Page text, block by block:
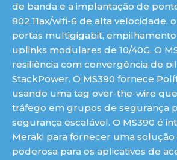
de banda e a implantação de
802.11ax/wifi-6 de alta velocidade,
portas multigigabit, empilhamento
uplinks modulares de 10/40G. O
resiliência com convergência de
StackPower. O MS390 fornece
usando uma tag over-the-wire
tráfego em grupos de segurança
segurança escalável. O MS390 é
Meraki para fornecer uma
poderosa para os aplicativos de